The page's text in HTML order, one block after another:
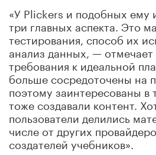
«У Plickers и подобных ему
три главных аспекта. Это
тестирования, способ их
анализ данных, —
требования к идеальной
больше сосредоточены на
поэтому заинтересованы в
тоже создавали контент.
пользователи делились
числе от других
создателей учебников».